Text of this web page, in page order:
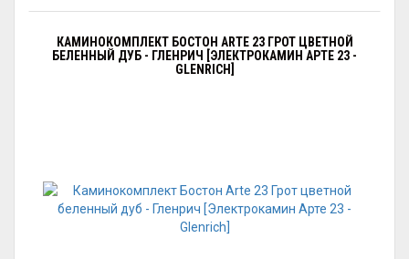
КАМИНОКОМПЛЕКТ БОСТОН ARTE 23 ГРОТ ЦВЕТНОЙ
БЕЛЕННЫЙ ДУБ - ГЛЕНРИЧ [ЭЛЕКТРОКАМИН АРТЕ 23 -
GLENRICH]